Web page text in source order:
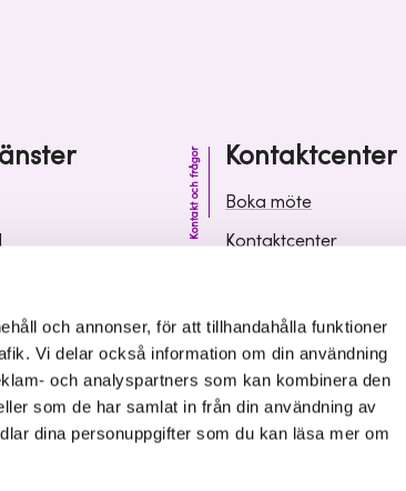
och annonser, för att tillhandahålla funktioner
Vi delar också information om din användning
och analyspartners som kan kombinera den
som de har samlat in från din användning av
dina personuppgifter som du kan läsa mer om
inspiration
Kontaktcenter
Kontakt och frågor
Boka möte
Kontaktcenter
Leverantörsinformation